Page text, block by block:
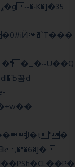
꼼d
�]�